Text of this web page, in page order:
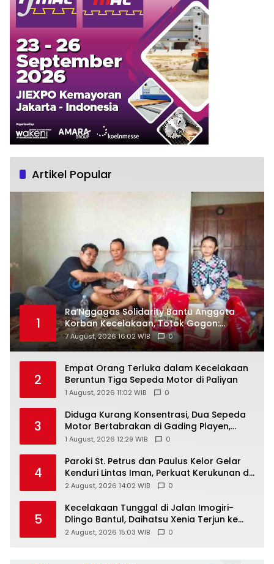
Artikel Popular
1
Ra’Nggagas Solidarity Bantu Anggota
Korban Kecelakaan, Totok Gogon:
Solidaritas Harus Jadi Tindakan Nyata
7 August, 2026 16:02 WIB 0
2
Empat Orang Terluka dalam Kecelakaan
Beruntun Tiga Sepeda Motor di Paliyan
1 August, 2026 11:02 WIB 0
3
Diduga Kurang Konsentrasi, Dua Sepeda
Motor Bertabrakan di Gading Playen,
Mahasiswi Meninggal
1 August, 2026 12:29 WIB 0
4
Paroki St. Petrus dan Paulus Kelor Gelar
Kenduri Lintas Iman, Perkuat Kerukunan di
Gunungkidul
2 August, 2026 14:02 WIB 0
5
Kecelakaan Tunggal di Jalan Imogiri-
Dlingo Bantul, Daihatsu Xenia Terjun ke
Jurang
2 August, 2026 15:03 WIB 0